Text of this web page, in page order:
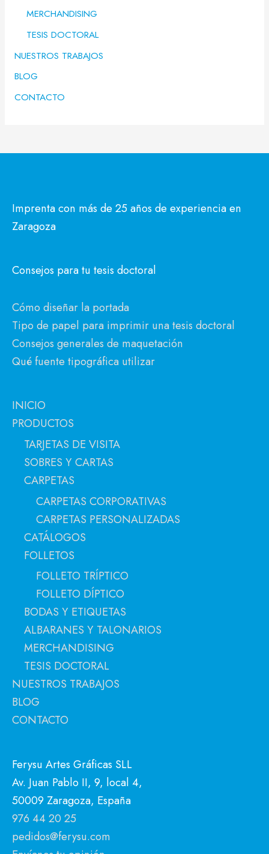
MERCHANDISING
TESIS DOCTORAL
NUESTROS TRABAJOS
BLOG
CONTACTO
Imprenta con más de 25 años de experiencia en
Zaragoza
Consejos para tu tesis doctoral
Cómo diseñar la portada
Tipo de papel para imprimir una tesis doctoral
Consejos generales de maquetación
Qué fuente tipográfica utilizar
INICIO
PRODUCTOS
TARJETAS DE VISITA
SOBRES Y CARTAS
CARPETAS
CARPETAS CORPORATIVAS
CARPETAS PERSONALIZADAS
CATÁLOGOS
FOLLETOS
FOLLETO TRÍPTICO
FOLLETO DÍPTICO
BODAS Y ETIQUETAS
ALBARANES Y TALONARIOS
MERCHANDISING
TESIS DOCTORAL
NUESTROS TRABAJOS
BLOG
CONTACTO
Ferysu Artes Gráficas SLL
Av. Juan Pablo II, 9, local 4,
50009 Zaragoza, España
976 44 20 25
pedidos@ferysu.com